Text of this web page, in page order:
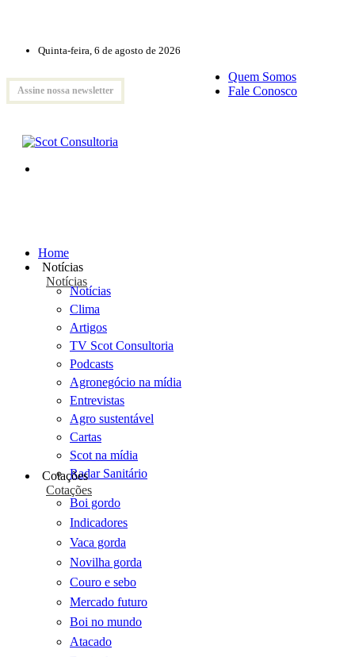
Quinta-feira, 6 de agosto de 2026
Assine nossa newsletter
Quem Somos
Fale Conosco
Home
Notícias
Notícias
Notícias
Clima
Artigos
TV Scot Consultoria
Podcasts
Agronegócio na mídia
Entrevistas
Agro sustentável
Cartas
Scot na mídia
Radar Sanitário
Cotações
Cotações
Boi gordo
Indicadores
Vaca gorda
Novilha gorda
Couro e sebo
Mercado futuro
Boi no mundo
Atacado